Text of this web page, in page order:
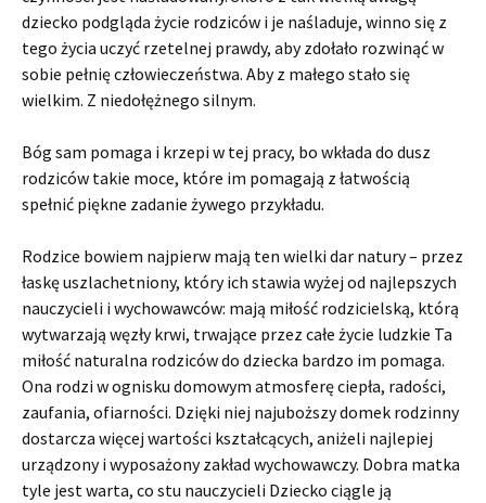
dziecko podgląda życie rodziców i je naśladuje, winno się z
tego życia uczyć rzetelnej prawdy, aby zdołało rozwinąć w
sobie pełnię człowieczeństwa. Aby z małego stało się
wielkim. Z niedołężnego silnym.
Bóg sam pomaga i krzepi w tej pracy, bo wkłada do dusz
rodziców takie moce, które im pomagają z łatwością
spełnić piękne zadanie żywego przykładu.
Rodzice bowiem najpierw mają ten wielki dar natury – przez
łaskę uszlachetniony, który ich stawia wyżej od najlepszych
nauczycieli i wychowawców: mają miłość rodzicielską, którą
wytwarzają węzły krwi, trwające przez całe życie ludzkie Ta
miłość naturalna rodziców do dziecka bardzo im pomaga.
Ona rodzi w ognisku domowym atmosferę ciepła, radości,
zaufania, ofiarności. Dzięki niej najuboższy domek rodzinny
dostarcza więcej wartości kształcących, aniżeli najlepiej
urządzony i wyposażony zakład wychowawczy. Dobra matka
tyle jest warta, co stu nauczycieli Dziecko ciągle ją